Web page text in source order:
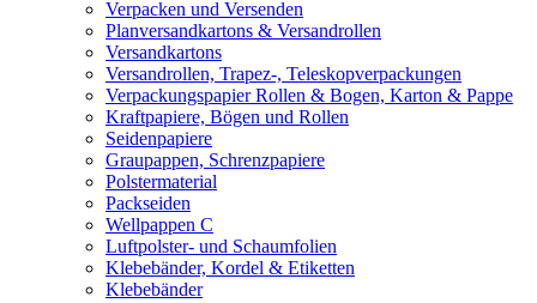
Verpacken und Versenden
Planversandkartons & Versandrollen
Versandkartons
Versandrollen, Trapez-, Teleskopverpackungen
Verpackungspapier Rollen & Bogen, Karton & Pappe
Kraftpapiere, Bögen und Rollen
Seidenpapiere
Graupappen, Schrenzpapiere
Polstermaterial
Packseiden
Wellpappen C
Luftpolster- und Schaumfolien
Klebebänder, Kordel & Etiketten
Klebebänder